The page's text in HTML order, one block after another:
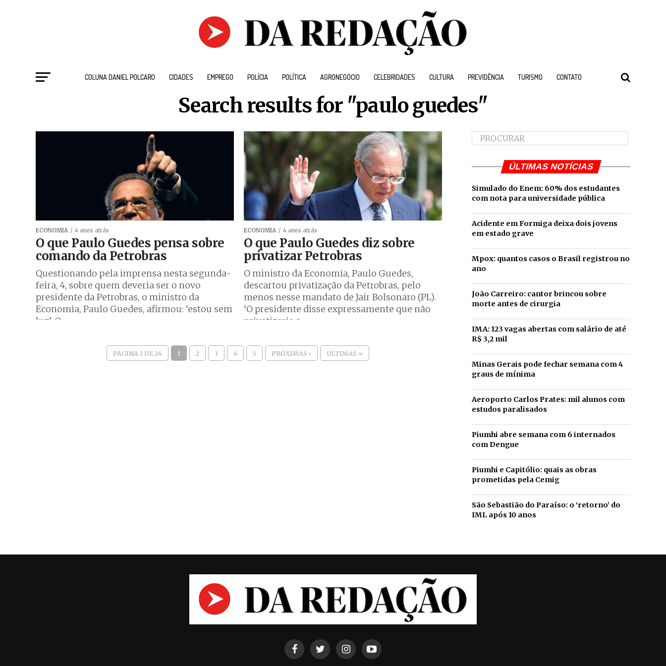
COLUNA DANIEL POLCARO CIDADES EMPREGO POLÍCIA POLÍTICA AGRONEGÓCIO CELEBRIDADES CULTURA PREVIDÊNCIA TURISMO CONTATO
Search results for "paulo guedes"
ECONOMIA 4 anos atrás
O que Paulo Guedes pensa sobre
comando da Petrobras
Questionando pela imprensa nesta segunda-
feira, 4, sobre quem deveria ser o novo
presidente da Petrobras, o ministro da
Economia, Paulo Guedes, afirmou: ‘estou sem
luz’. O...
ECONOMIA 4 anos atrás
O que Paulo Guedes diz sobre
privatizar Petrobras
O ministro da Economia, Paulo Guedes,
descartou privatização da Petrobras, pelo
menos nesse mandato de Jair Bolsonaro (PL).
‘O presidente disse expressamente que não
privatizaria a...
PÁGINA 1 DE 24 1 2 3 4 5 PRÓXIMAS › ÚLTIMAS »
ÚLTIMAS NOTÍCIAS
Simulado do Enem: 60% dos estudantes
com nota para universidade pública
Acidente em Formiga deixa dois jovens
em estado grave
Mpox: quantos casos o Brasil registrou no
ano
João Carreiro: cantor brincou sobre
morte antes de cirurgia
IMA: 123 vagas abertas com salário de até
R$ 3,2 mil
Minas Gerais pode fechar semana com 4
graus de mínima
Aeroporto Carlos Prates: mil alunos com
estudos paralisados
Piumhi abre semana com 6 internados
com Dengue
Piumhi e Capitólio: quais as obras
prometidas pela Cemig
São Sebastião do Paraíso: o ‘retorno’ do
IML após 10 anos